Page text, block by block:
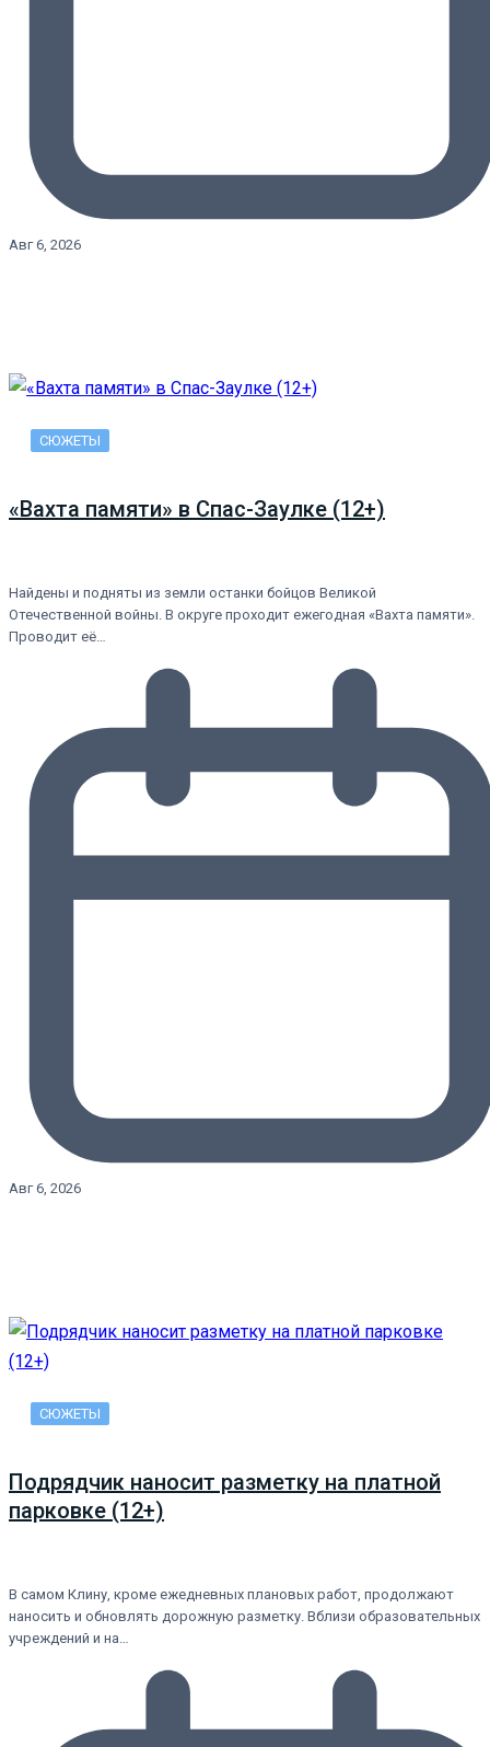
Авг 6, 2026
СЮЖЕТЫ
«Вахта памяти» в Спас-Заулке (12+)
Найдены и подняты из земли останки бойцов Великой
Отечественной войны. В округе проходит ежегодная «Вахта памяти».
Проводит её…
Авг 6, 2026
СЮЖЕТЫ
Подрядчик наносит разметку на платной
парковке (12+)
В самом Клину, кроме ежедневных плановых работ, продолжают
наносить и обновлять дорожную разметку. Вблизи образовательных
учреждений и на…